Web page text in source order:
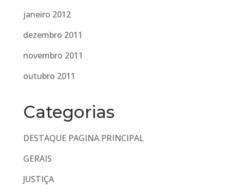
janeiro 2012
dezembro 2011
novembro 2011
outubro 2011
Categorias
DESTAQUE PAGINA PRINCIPAL
GERAIS
JUSTIÇA